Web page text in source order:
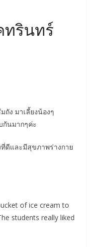
รินทร์
ง มาเลี้ยงน้องๆ
กันมากๆค่ะ
ดีและมีสุขภาพร่างกาย
of ice cream to
students really liked